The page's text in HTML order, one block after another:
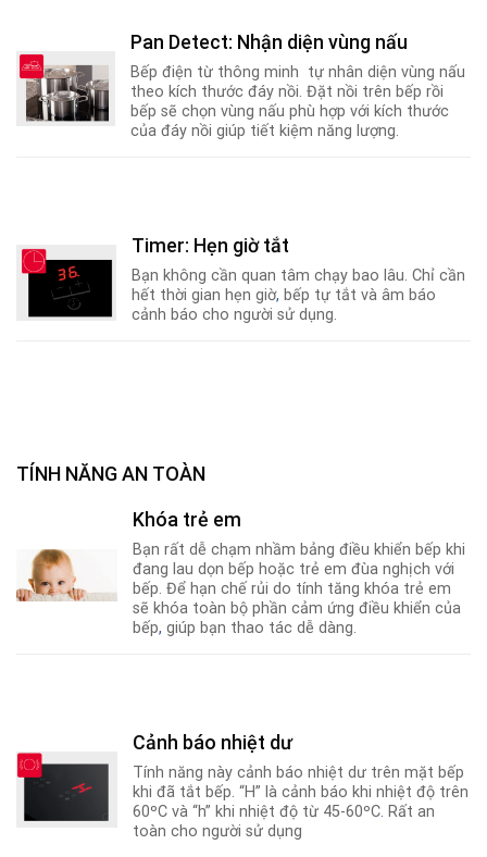
Pan Detect: Nhận diện vùng nấu
Bếp điện từ thông minh tự nhân diện vùng nấu
theo kích thước đáy nồi. Đặt nồi trên bếp rồi
bếp sẽ chọn vùng nấu phù hợp với kích thước
của đáy nồi giúp tiết kiệm năng lượng.
Timer: Hẹn giờ tắt
Bạn không cần quan tâm chạy bao lâu. Chỉ cần
hết thời gian hẹn giờ, bếp tự tắt và âm báo
cảnh báo cho người sử dụng.
TÍNH NĂNG AN TOÀN
Khóa trẻ em
Bạn rất dễ chạm nhầm bảng điều khiển bếp khi
đang lau dọn bếp hoặc trẻ em đùa nghịch với
bếp. Để hạn chế rủi do tính tăng khóa trẻ em
sẽ khóa toàn bộ phần cảm ứng điều khiển của
bếp, giúp bạn thao tác dễ dàng.
Cảnh báo nhiệt dư
Tính năng này cảnh báo nhiệt dư trên mặt bếp
khi đã tắt bếp. “H” là cảnh báo khi nhiệt độ trên
60ºC và “h” khi nhiệt độ từ 45-60ºC. Rất an
toàn cho người sử dụng